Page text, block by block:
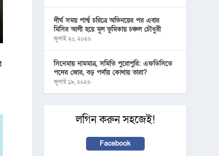
দীর্ঘ সময় পার্শ্ব চরিত্রে অভিনয়ের পর এবার
মিসির আলী হয়ে মূল ভূমিকায় চঞ্চল চৌধুরী
জুলাই ২০, ২০২৬
সিনেমায় নামমাত্র, সমিতি পুরোপুরি: এফডিসিতে
পদের জোর, বড় পর্দায় কোথায় তারা?
জুলাই ১৯, ২০২৬
লগিন করুন সহজেই!
Facebook